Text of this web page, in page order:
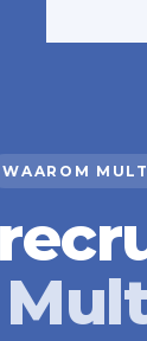
WAAROM